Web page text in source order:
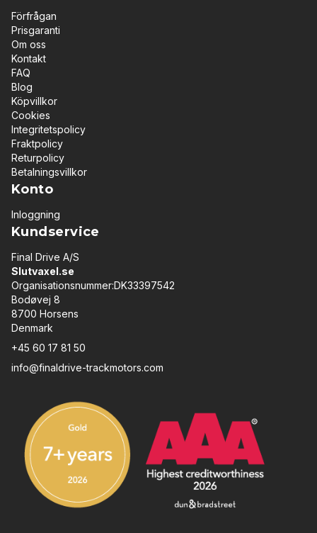
Förfrågan
Prisgaranti
Om oss
Kontakt
FAQ
Blog
Köpvillkor
Cookies
Integritetspolicy
Fraktpolicy
Returpolicy
Betalningsvillkor
Konto
Inloggning
Kundservice
Final Drive A/S
Slutvaxel.se
Organisationsnummer:DK33397542
Bodøvej 8
8700 Horsens
Denmark
+45 60 17 81 50
info@finaldrive-trackmotors.com